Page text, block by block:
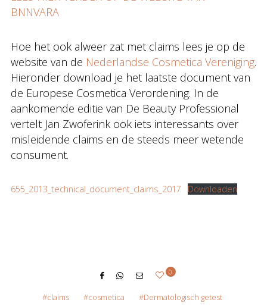
BNNVARA
Hoe het ook alweer zat met claims lees je op de
website van de Nederlandse Cosmetica Vereniging.
Hieronder download je het laatste document van
de Europese Cosmetica Verordening. In de
aankomende editie van De Beauty Professional
vertelt Jan Zwoferink ook iets interessants over
misleidende claims en de steeds meer wetende
consument.
655_2013_technical_document_claims_2017 Downloaden
0
claims cosmetica
Dermatologisch getest